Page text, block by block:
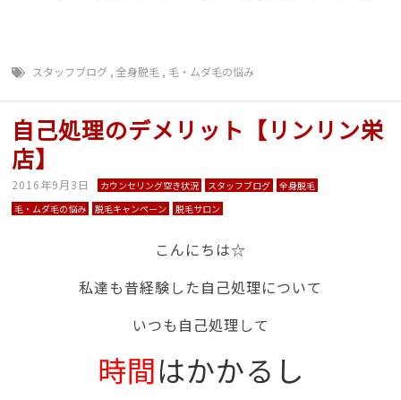
スタッフブログ ,全身脱毛 , 毛・ムダ毛の悩み
自己処理のデメリット【リンリン栄
店】
2016年9月3日 カウンセリング空き状況 スタッフブログ
全身脱毛
毛・ムダ毛の悩み
脱毛キャンペーン 脱毛サロン
こんにちは☆
私達も昔経験した自己処理について
いつも自己処理して
時間はかかるし